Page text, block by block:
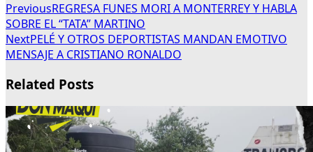
PreviousREGRESA FUNES MORI A MONTERREY Y HABLA
SOBRE EL “TATA” MARTINO
NextPELÉ Y OTROS DEPORTISTAS MANDAN EMOTIVO
MENSAJE A CRISTIANO RONALDO
Related Posts